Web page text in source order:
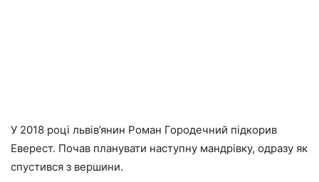
У 2018 році львів’янин Роман Городечний підкорив
Еверест. Почав планувати наступну мандрівку, одразу як
спустився з вершини.